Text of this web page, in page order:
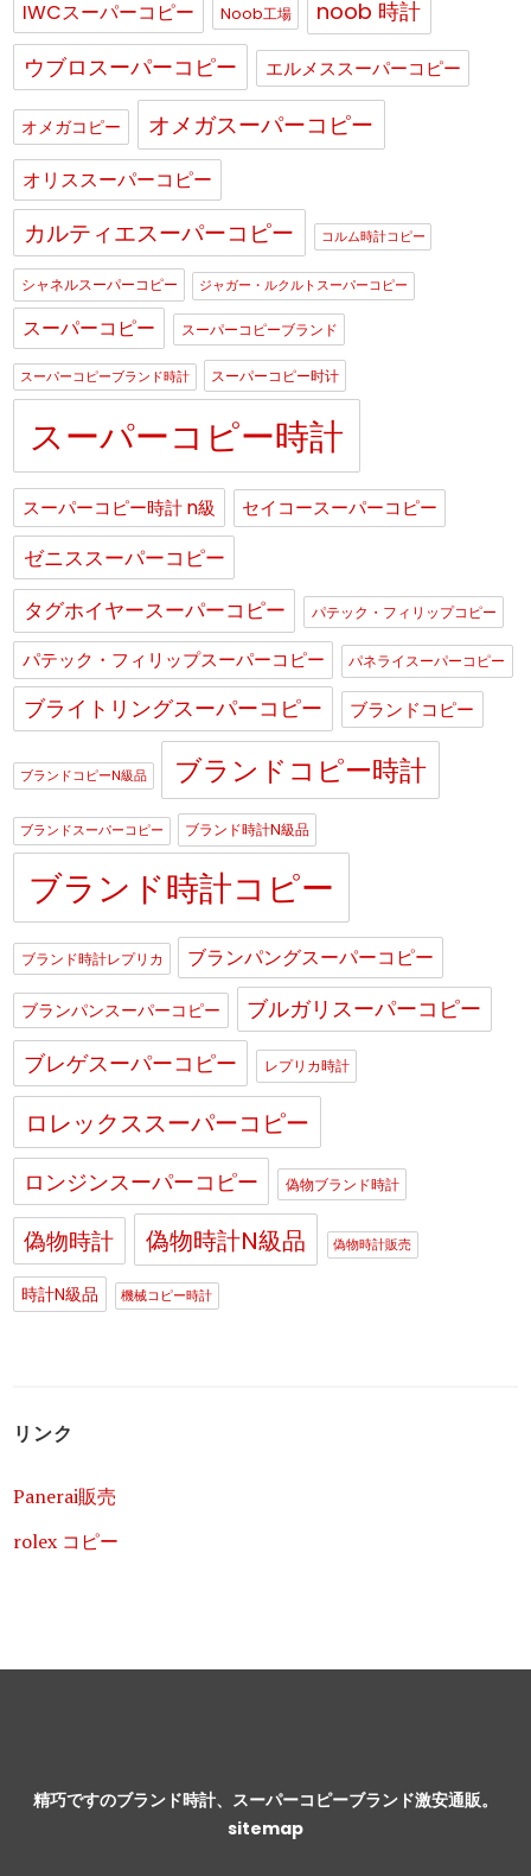
IWCスーパーコピー Noob工場
noob 時計
ウブロスーパーコピー
エルメススーパーコピー
オメガコピー オメガスーパーコピー
オリススーパーコピー
カルティエスーパーコピー コルム時計コピー
シャネルスーパーコピー ジャガー・ルクルトスーパーコピー
スーパーコピー スーパーコピーブランド
スーパーコピーブランド時計 スーパーコピー时计
スーパーコピー時計
スーパーコピー時計 n級 セイコースーパーコピー
ゼニススーパーコピー
タグホイヤースーパーコピー
パテック・フィリップコピー
パテック・フィリップスーパーコピー パネライスーパーコピー
ブライトリングスーパーコピー ブランドコピー
ブランドコピーN級品 ブランドコピー時計
ブランドスーパーコピー ブランド時計N級品
ブランド時計コピー
ブランド時計レプリカ ブランパングスーパーコピー
ブランパンスーパーコピー ブルガリスーパーコピー
ブレゲスーパーコピー レプリカ時計
ロレックススーパーコピー
ロンジンスーパーコピー 偽物ブランド時計
偽物時計 偽物時計N級品 偽物時計販売
時計N級品 機械コピー時計
リンク
Panerai販売
rolex コピー
精巧ですのブランド時計、スーパーコピーブランド激安通販。
sitemap